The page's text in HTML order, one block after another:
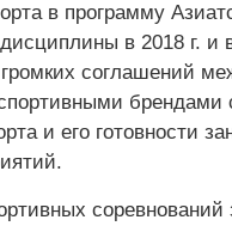
в программу
в 2018 г. и
громких соглашений
брендами
и его готовности